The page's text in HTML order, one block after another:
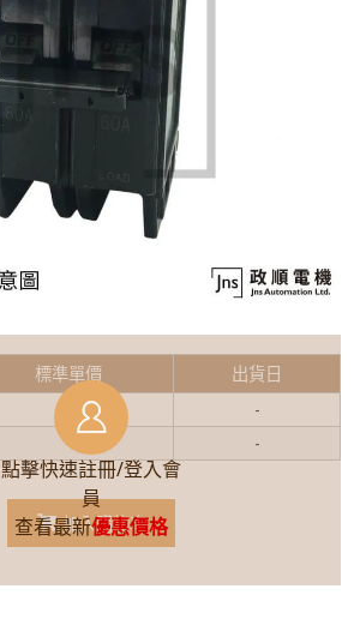
點擊快速註冊/登入會
員
查看最新優惠價格
標準單價
出貨日
-
- -
加入購物車